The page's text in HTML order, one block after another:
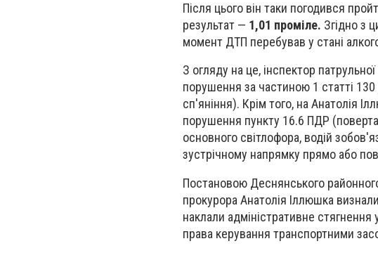
Після цього він таки погодився
результат — 1,01 проміле. Згідно з
момент ДТП перебував у стані
З огляду на це, інспектор
порушення за частиною 1 статті
сп'яніння). Крім того, на Анатолія
порушення пункту 16.6 ПДР
основного світлофора, водій
зустрічному напрямку прямо або
Постановою Деснянського
прокурора Анатолія Іллюшка
наклали адміністративне
права керування транспортними